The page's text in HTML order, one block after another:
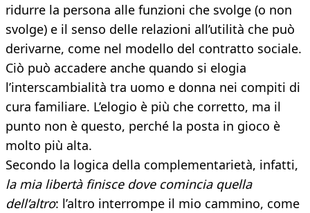
ridurre la persona alle funzioni che svolge (o non
svolge) e il senso delle relazioni all’utilità che può
derivarne, come nel modello del contratto sociale.
Ciò può accadere anche quando si elogia
l’interscambialità tra uomo e donna nei compiti di
cura familiare. L’elogio è più che corretto, ma il
punto non è questo, perché la posta in gioco è
molto più alta.
Secondo la logica della complementarietà, infatti,
la mia libertà finisce dove comincia quella
dell’altro: l’altro interrompe il mio cammino, come